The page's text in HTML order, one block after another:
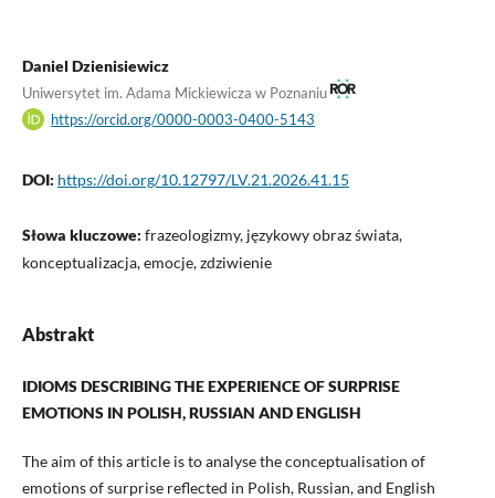
Daniel Dzienisiewicz
Uniwersytet im. Adama Mickiewicza w Poznaniu
https://orcid.org/0000-0003-0400-5143
DOI: https://doi.org/10.12797/LV.21.2026.41.15
Słowa kluczowe: frazeologizmy, językowy obraz świata,
konceptualizacja, emocje, zdziwienie
Abstrakt
IDIOMS DESCRIBING THE EXPERIENCE OF SURPRISE
EMOTIONS IN POLISH, RUSSIAN AND ENGLISH
The aim of this article is to analyse the conceptualisation of
emotions of surprise reflected in Polish, Russian, and English